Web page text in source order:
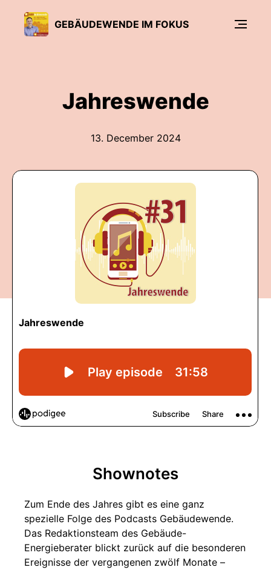
GEBÄUDEWENDE IM FOKUS
Jahreswende
13. December 2024
Shownotes
Zum Ende des Jahres gibt es eine ganz
spezielle Folge des Podcasts Gebäudewende.
Das Redaktionsteam des Gebäude-
Energieberater blickt zurück auf die besonderen
Ereignisse der vergangenen zwölf Monate –